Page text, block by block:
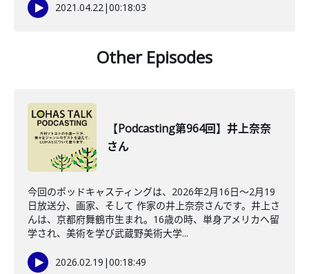
2021.04.22|00:18:03
Other Episodes
【Podcasting第964回】井上奈奈
さん
今回のポッドキャスティングは、2026年2月16日〜2月19
日放送分、画家、そして 作家の井上奈奈さんです。井上さ
んは、京都府舞鶴市生まれ。16歳の時、単身アメリカへ留
学され、美術を学び武蔵野美術大学...
2026.02.19 |00:18:49